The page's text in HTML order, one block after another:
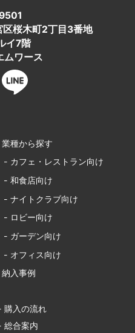
桜木町2丁目3番地
イ7階
ムワース
種から探す
- カフェ・レストラン向け
- 和食店向け
- ナイトクラブ向け
- ロビー向け
- ガーデン向け
- オフィス向け
入事例
購入の流れ
総合案内